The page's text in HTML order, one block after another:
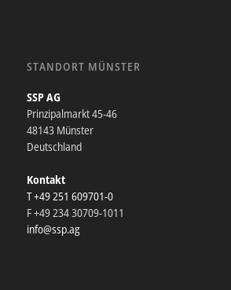
STANDORT MÜNSTER
SSP AG
Prinzipalmarkt 45-46
48143 Münster
Deutschland
Kontakt
T +49 251 609701-0
F +49 234 30709-1011
info@ssp.ag